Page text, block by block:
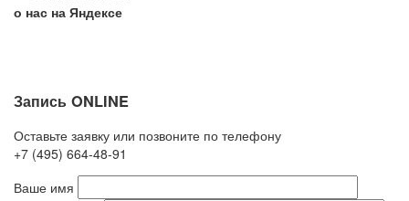
о нас на Яндексе
Запись ONLINE
Оставьте заявку или позвоните по телефону
+7 (495) 664-48-91
Ваше имя